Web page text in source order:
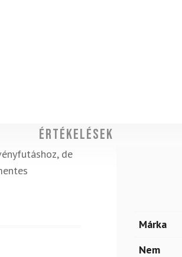
Értékelések
de
Márka
Nem